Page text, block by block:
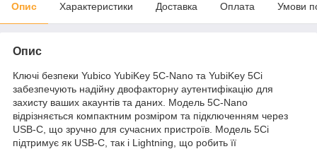
Опис Характеристики Доставка Оплата Умови
Опис
Ключі безпеки Yubico YubiKey 5C‑Nano та YubiKey 5Ci
забезпечують надійну двофакторну аутентифікацію для
захисту ваших акаунтів та даних. Модель 5C‑Nano
відрізняється компактним розміром та підключенням через
USB-C, що зручно для сучасних пристроїв. Модель 5Ci
підтримує як USB-C, так і Lightning, що робить її